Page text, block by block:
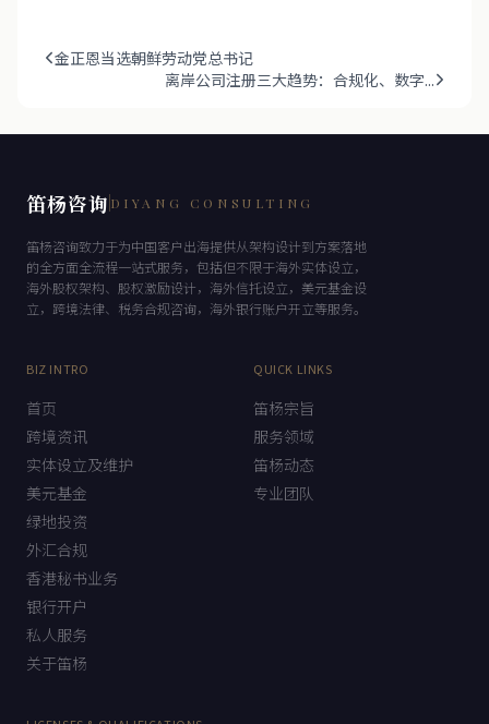
金正恩当选朝鲜劳动党总书记
离岸公司注册三大趋势：合规化、数字...
笛杨咨询 DIYANG CONSULTING
笛杨咨询致力于为中国客户出海提供从架构设计到方案落地
的全方面全流程一站式服务，包括但不限于海外实体设立，
海外股权架构、股权激励设计，海外信托设立，美元基金设
立，跨境法律、税务合规咨询，海外银行账户开立等服务。
BIZ INTRO
首页
跨境资讯
实体设立及维护
美元基金
绿地投资
外汇合规
香港秘书业务
银行开户
私人服务
关于笛杨
QUICK LINKS
笛杨宗旨
服务领域
笛杨动态
专业团队